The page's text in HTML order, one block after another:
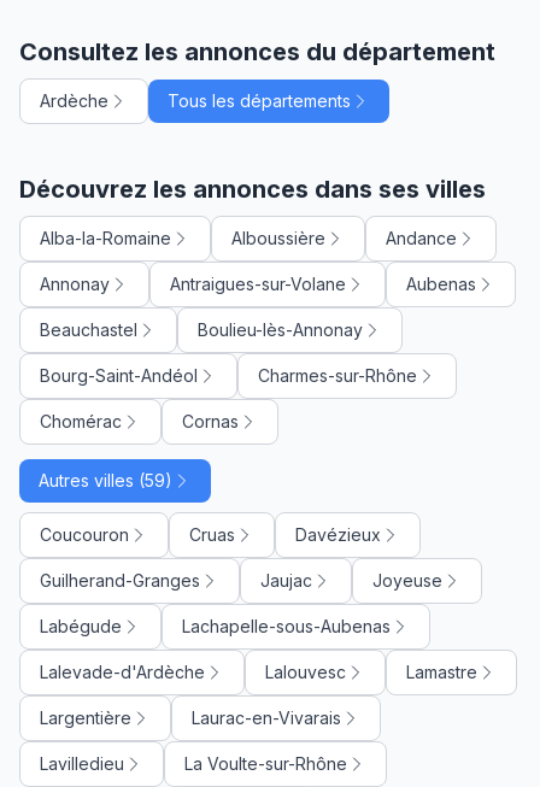
Consultez les annonces du département
Ardèche Tous les départements
Découvrez les annonces dans ses villes
Alba-la-Romaine Alboussière Andance
Annonay Antraigues-sur-Volane Aubenas
Beauchastel Boulieu-lès-Annonay
Bourg-Saint-Andéol Charmes-sur-Rhône
Chomérac Cornas
Autres villes (59)
Coucouron Cruas Davézieux
Guilherand-Granges Jaujac Joyeuse
Labégude Lachapelle-sous-Aubenas
Lalevade-d'Ardèche Lalouvesc Lamastre
Largentière Laurac-en-Vivarais
Lavilledieu La Voulte-sur-Rhône